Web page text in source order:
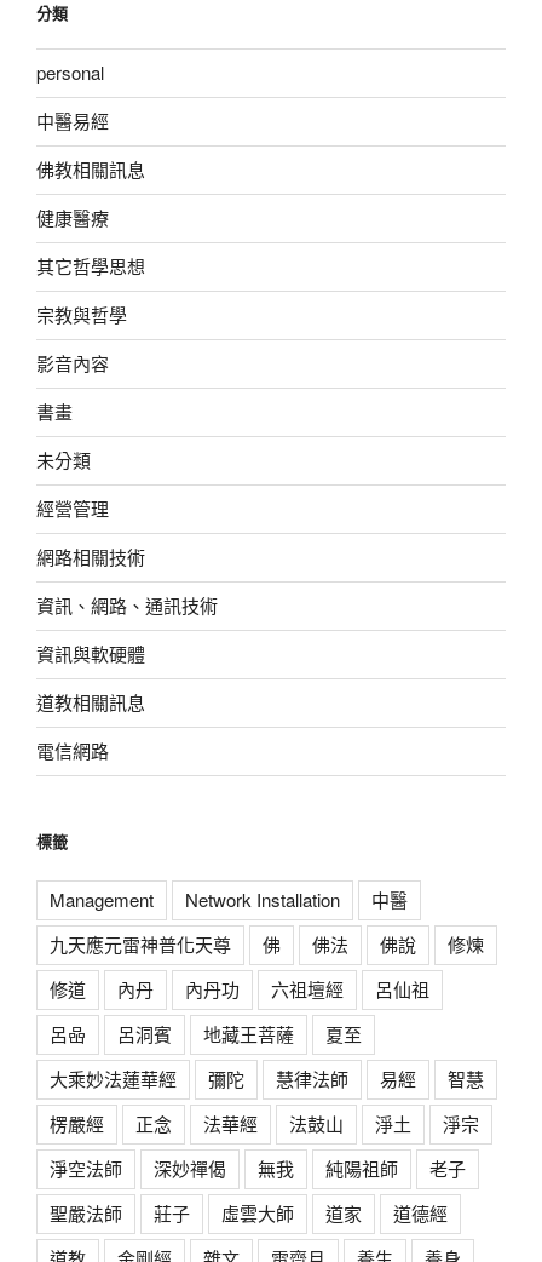
分類
personal
中醫易經
佛教相關訊息
健康醫療
其它哲學思想
宗教與哲學
影音內容
書畫
未分類
經營管理
網路相關技術
資訊、網路、通訊技術
資訊與軟硬體
道教相關訊息
電信網路
標籤
Management Network Installation
中醫
九天應元雷神普化天尊
佛 佛法 佛說
修煉
修道
內丹 內丹功 六祖壇經
呂仙祖
呂喦
呂洞賓 地藏王菩薩
夏至
大乘妙法蓮華經
彌陀 慧律法師 易經
智慧
楞嚴經
正念 法華經 法鼓山 淨土
淨宗
淨空法師
深妙禪偈 無我 純陽祖師
老子
聖嚴法師
莊子 虛雲大師 道家
道德經